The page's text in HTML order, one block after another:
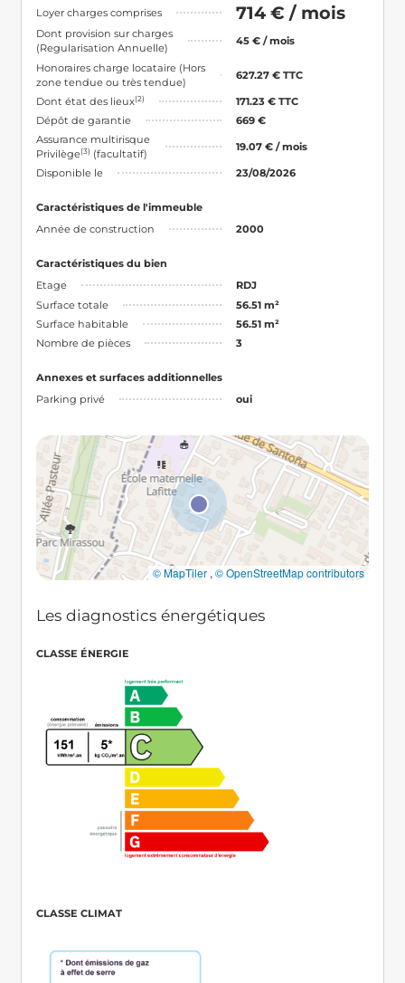
Loyer charges comprises
714 € / mois
Dont provision sur charges
(Regularisation Annuelle)
45 € / mois
Honoraires charge locataire (Hors
zone tendue ou très tendue)
627.27 € TTC
Dont état des lieux(2)
171.23 € TTC
Dépôt de garantie
669 €
Assurance multirisque
Privilège(3) (facultatif)
19.07 € / mois
Disponible le 23/08/2026
Caractéristiques de l'immeuble
Année de construction
2000
Caractéristiques du bien
Etage
RDJ
Surface totale
56.51 m²
Surface habitable
56.51 m²
Nombre de pièces
3
Annexes et surfaces additionnelles
Parking privé
oui
© MapTiler ,© OpenStreetMap contributors
Les diagnostics énergétiques
CLASSE ÉNERGIE
CLASSE CLIMAT